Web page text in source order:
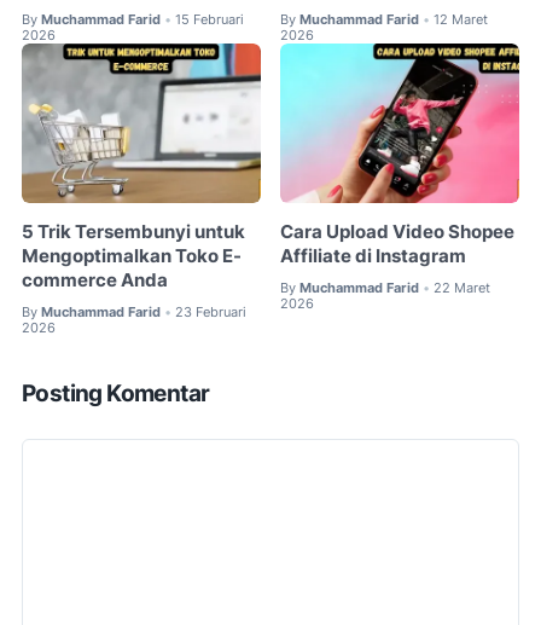
By Muchammad Farid • 15 Februari
2026
By Muchammad Farid • 12 Maret
2026
5 Trik Tersembunyi untuk
Mengoptimalkan Toko E-
commerce Anda
By Muchammad Farid • 23 Februari
2026
Cara Upload Video Shopee
Affiliate di Instagram
By Muchammad Farid • 22 Maret
2026
Posting Komentar